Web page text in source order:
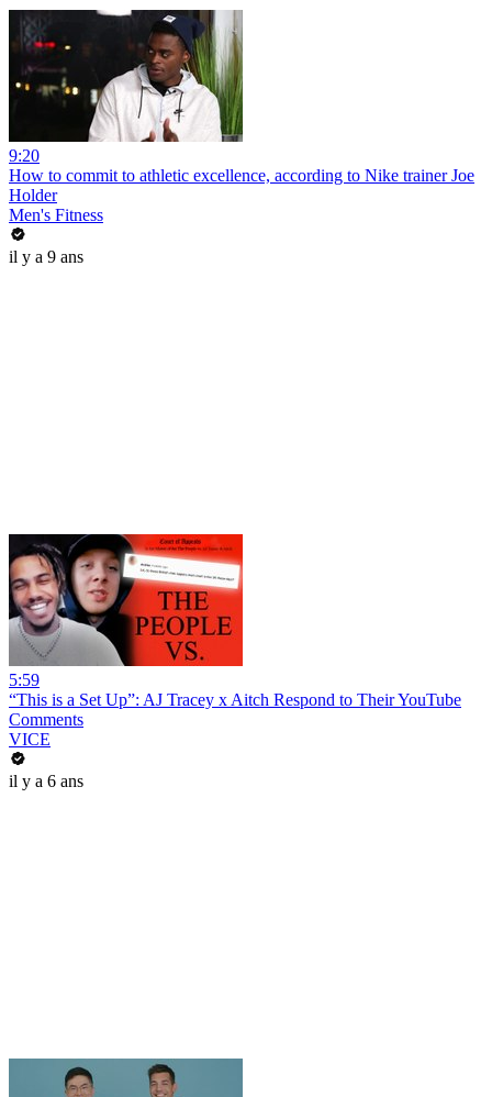
9:20
How to commit to athletic excellence, according to Nike trainer Joe
Holder
Men's Fitness
il y a 9 ans
5:59
“This is a Set Up”: AJ Tracey x Aitch Respond to Their YouTube
Comments
VICE
il y a 6 ans